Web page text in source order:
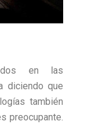
en las
diciendo que
también
preocupante.